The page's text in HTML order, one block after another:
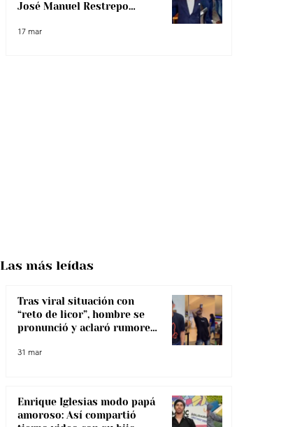
José Manuel Restrepo
17 mar
Tras viral situación con
“reto de licor”, hombre se
pronunció y aclaró rumores
31 mar
Enrique Iglesias modo papá
amoroso: Así compartió
Las más leídas